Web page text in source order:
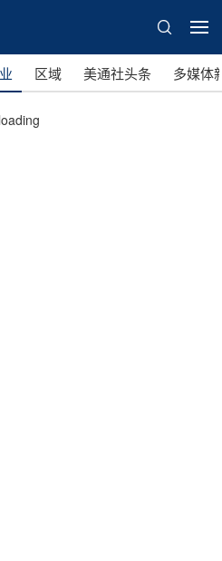
区域 美通社头条 多媒体
loading